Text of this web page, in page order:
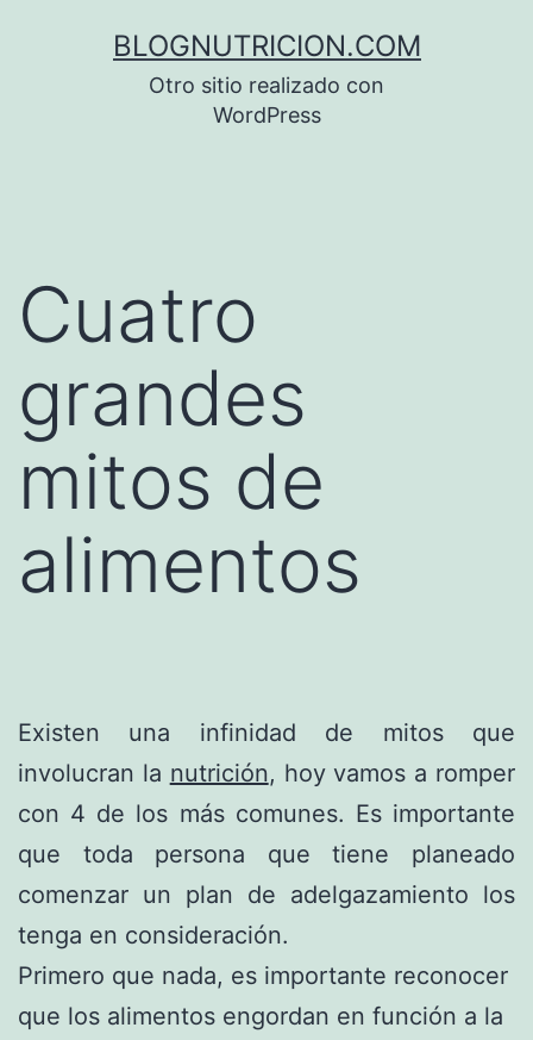
BLOGNUTRICION.COM
Otro sitio realizado con
WordPress
Cuatro
grandes
mitos de
alimentos
Existen una infinidad de mitos que
involucran la nutrición, hoy vamos a romper
con 4 de los más comunes. Es importante
que toda persona que tiene planeado
comenzar un plan de adelgazamiento los
tenga en consideración.
Primero que nada, es importante reconocer
que los alimentos engordan en función a la